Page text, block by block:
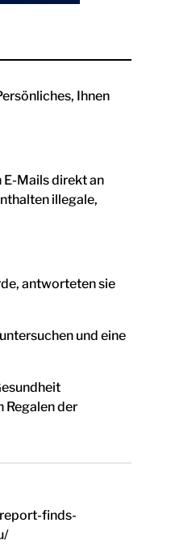
Ihnen
E-Mails direkt an
illegale,
antworteten sie
und eine
Regalen der
finds-